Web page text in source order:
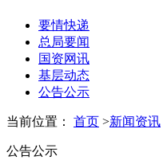
要情快递
总局要闻
国资网讯
基层动态
公告公示
当前位置： 首页 >新闻资讯
公告公示